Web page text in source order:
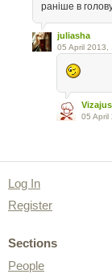
раніше в
juliasha
05 April 2013,
05 April
Log In
Register
Sections
People